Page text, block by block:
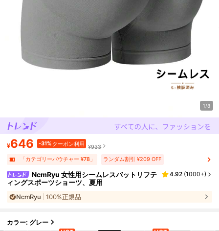
1/8
¥646 -31% クーポン利用 ¥933
「カテゴリーバウチャー ¥78」
ランダム割引 ¥209 OFF
NcmRyu 女性用シームレスバットリフテ
ィングスポーツショーツ、夏用
4.92 (1000+)
NcmRyu 100%正規品
カラー: グレー